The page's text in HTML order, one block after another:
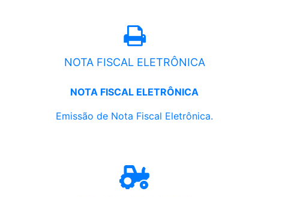
NOTA FISCAL ELETRÔNICA
NOTA FISCAL ELETRÔNICA
Emissão de Nota Fiscal Eletrônica.